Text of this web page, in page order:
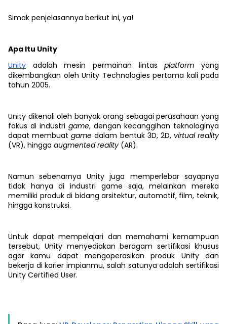
Simak penjelasannya berikut ini, ya!
Apa Itu Unity
Unity
adalah mesin permainan lintasplatform yang
dikembangkan oleh Unity Technologies pertama kali pada
tahun 2005.
Unity dikenali oleh banyak orang sebagai perusahaan yang
fokus di industri game, dengan kecanggihan teknologinya
dapat membuatgamedalam bentuk 3D, 2D,virtual reality
(VR), hingga augmented reality(AR).
Namun sebenarnya Unity juga memperlebar sayapnya
tidak hanya di industri game saja, melainkan mereka
memiliki produk di bidang arsitektur, automotif, film, teknik,
hingga konstruksi.
Untuk dapat mempelajari dan memahami kemampuan
tersebut, Unity menyediakan beragam sertifikasi khusus
agar kamu dapat mengoperasikan produk Unity dan
bekerja di karier impianmu, salah satunya adalah sertifikasi
Unity Certified User.